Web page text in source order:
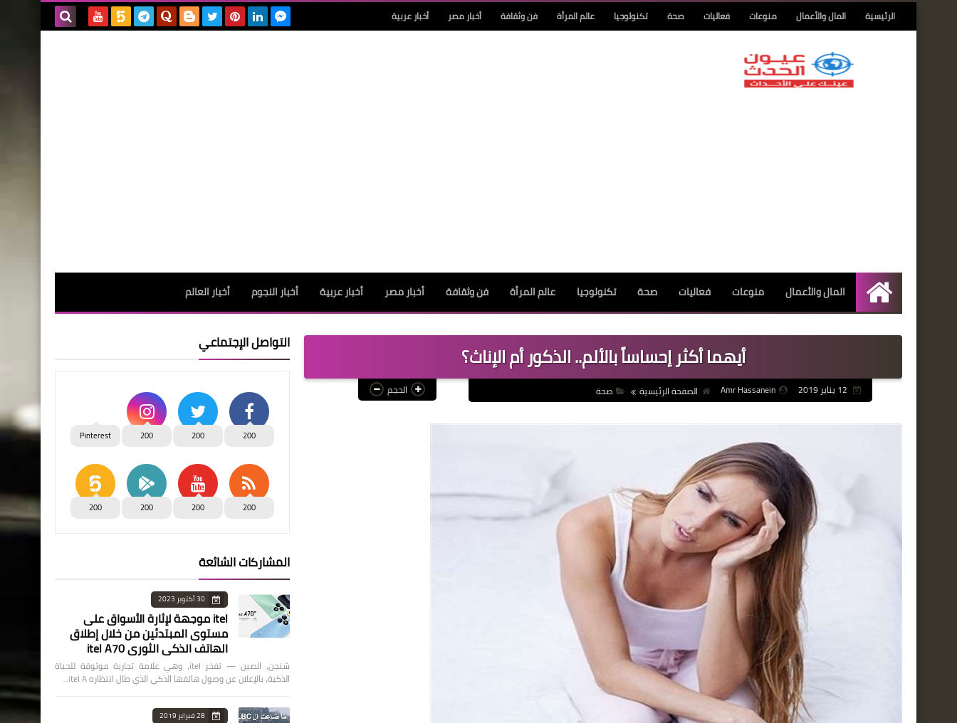
الرئيسية المال والأعمال منوعات فعاليات صحة تكنولوجيا عالم المرأة فن وثقافة أخبار مصر أخبار عربية
الرئيسية
المال والأعمال منوعات فعاليات صحة تكنولوجيا عالم المرأة فن وثقافة أخبار مصر أخبار عربية أخبار النجوم أخبار العالم
أيهما أكثر إحساساً بالألم.. الذكور أم الإناث؟
Amr Hassanein الصفحة الرئيسية صحة الحجم
التواصل الإجتماعي
200
200
200
Pinterest
200
200
200
200
المشاركات الشائعة
30 أكتوبر 2023
itel موجهة لإثارة الأسواق على
مستوى المبتدئين من خلال إطلاق
الهاتف الذكي الثوري itel A70
شنجن، الصين — تفخر itel، وهي علامة تجارية موثوقة للحياة
الذكية، بالإعلان عن وصول هاتفها الذكي الذي طال انتظاره itel A…
28 فبراير 2019